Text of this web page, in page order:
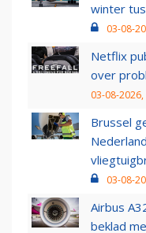
winter
03-08-
Netflix
over
03-08-
Brussel
03-08-
Airbus
beklad